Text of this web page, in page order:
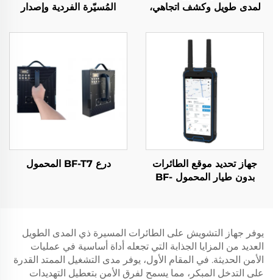
لمدى طويل وكشف اتجاهي،
المضاد للطائرات بدون طيار،
درع ترددي فعال، إشارات
الطائرات بدون طيار UAV
المُسيّرة الفردية وإصدار
جهاز تحديد موقع الطائرات
بدون طيار المحمول BF-
درع BF-T7 المحمول
يوفر جهاز التشويش على الطائرات المسيرة ذي المدى الطويل
العديد من المزايا الجذابة التي تجعله أداة أساسية في عمليات
الأمن الحديثة. في المقام الأول، يوفر مدى التشغيل الممتد القدرة
على التدخل المبكر، مما يسمح لفرق الأمن بتعطيل التهديدات